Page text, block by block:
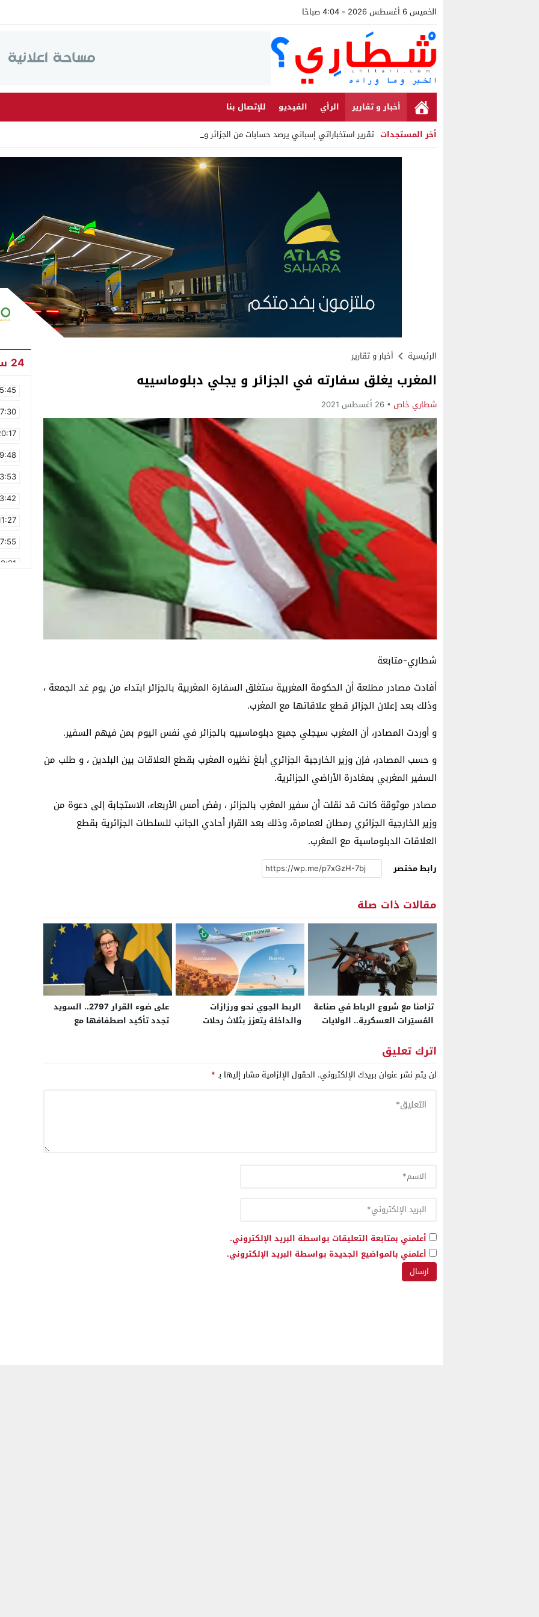
الخميس 6 أغسطس 2026 - 4:04 صباحًا
أخبار و تقارير الرأي الفيديو
للإتصال بنا
أخر المستجدات تقرير استخباراتي إسباني يرصد حسابات من الجزائر وأرقاما بـ”_
Stop
الرئيسية أخبار و تقارير
المغرب يغلق سفارته في الجزائر و يجلي دبلوماسييه
شطاري خاص 26 أغسطس 2021
شطاري-متابعة
أفادت مصادر مطلعة أن الحكومة المغربية ستغلق السفارة المغربية بالجزائر ابتداء من يوم غد الجمعة ،
وذلك بعد إعلان الجزائر قطع علاقاتها مع المغرب.
و أوردت المصادر، أن المغرب سيجلي جميع دبلوماسييه بالجزائر في نفس اليوم بمن فيهم السفير.
و حسب المصادر، فإن وزير الخارجية الجزائري أبلغ نظيره المغرب بقطع العلاقات بين البلدين ، و طلب من
السفير المغربي بمغادرة الأراضي الجزائرية.
مصادر موثوقة كانت قد نقلت أن سفير المغرب بالجزائر ، رفض أمس الأربعاء، الاستجابة إلى دعوة من
وزير الخارجية الجزائري رمطان لعمامرة، وذلك بعد القرار أحادي الجانب للسلطات الجزائرية بقطع
العلاقات الدبلوماسية مع المغرب.
رابط مختصر
مقالات ذات صلة
تزامنا مع شروع الرباط في صناعة
المُسيّرات العسكرية.. الولايات
إقليمي خاص بـ”الدرون” في
المغرب
الربط الجوي نحو ورزازات
والداخلة يتعزز بثلاث رحلات
على ضوء القرار 2797.. السويد
تجدد تأكيد اصطفافها مع
اترك تعليق
لن يتم نشر عنوان بريدك الإلكتروني. الحقول الإلزامية مشار إليها بـ*
أعلمني بمتابعة التعليقات بواسطة البريد الإلكتروني.
أعلمني بالمواضيع الجديدة بواسطة البريد الإلكتروني.
24 ساعة